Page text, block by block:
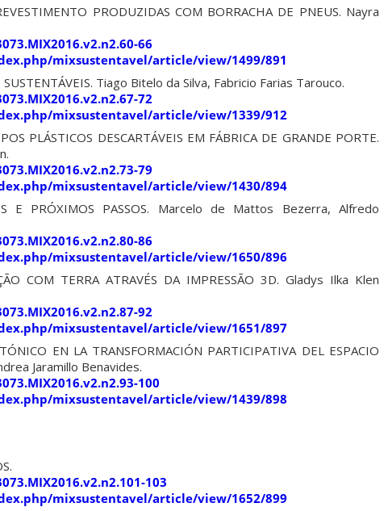
PRODUZIDAS COM BORRACHA DE PNEUS. Nayra
66
mixsustentavel/article/view/1499/891
SUSTENTÁVEIS. Tiago Bitelo da Silva, Fabricio Farias Tarouco.
72
mixsustentavel/article/view/1339/912
PLÁSTICOS DESCARTÁVEIS EM FÁBRICA DE GRANDE PORTE.
79
mixsustentavel/article/view/1430/894
E PRÓXIMOS PASSOS. Marcelo de Mattos Bezerra, Alfredo
86
mixsustentavel/article/view/1650/896
COM TERRA ATRAVÉS DA IMPRESSÃO 3D. Gladys Ilka Klen
92
mixsustentavel/article/view/1651/897
EN LA TRANSFORMACIÓN PARTICIPATIVA DEL ESPACIO
Jaramillo Benavides.
100
mixsustentavel/article/view/1439/898
103
mixsustentavel/article/view/1652/899